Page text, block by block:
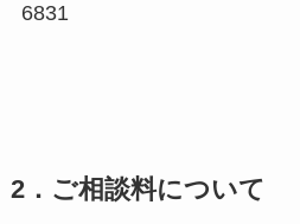
6831
2．ご相談料について